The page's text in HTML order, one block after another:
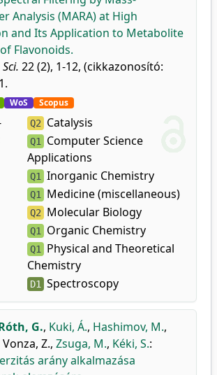
Analysis (MARA) at High
and Its Application to Metabolite
Flavonoids.
22 (2), 1-12, (cikkazonosító:
WoS Scopus
Q2 Catalysis
Q1
Computer Science
Applications
Q1 Inorganic Chemistry
Q1 Medicine (miscellaneous)
Q2 Molecular Biology
Q1 Organic Chemistry
Q1
Physical and Theoretical
Chemistry
D1 Spectroscopy
G., Kuki, Á., Hashimov, M.,
Vonza, Z., Zsuga, M., Kéki, S.:
arány alkalmazása